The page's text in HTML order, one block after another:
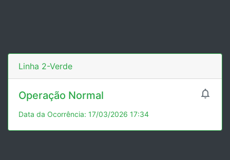
Linha 2-Verde

Operação Normal
Data da Ocorrência: 17/03/2026 17:34